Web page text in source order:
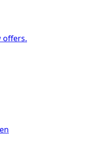
offers.